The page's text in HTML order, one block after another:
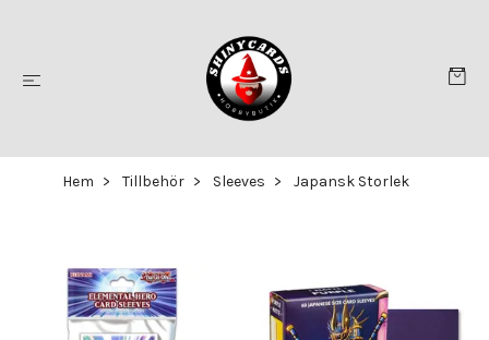
Hem Tillbehör Sleeves Japansk Storlek